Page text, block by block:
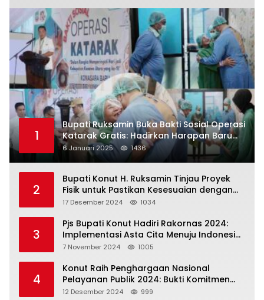
1
Bupati Ruksamin Buka Bakti Sosial Operasi
Katarak Gratis: Hadirkan Harapan Baru
bagi Masyarakat Konut
6 Januari 2025 1436
2
Bupati Konut H. Ruksamin Tinjau Proyek
Fisik untuk Pastikan Kesesuaian dengan
Perencanaan
17 Desember 2024 1034
3
Pjs Bupati Konut Hadiri Rakornas 2024:
Implementasi Asta Cita Menuju Indonesia
Emas
7 November 2024 1005
4
Konut Raih Penghargaan Nasional
Pelayanan Publik 2024: Bukti Komitmen
Menuju Pelayanan Prima
12 Desember 2024 999